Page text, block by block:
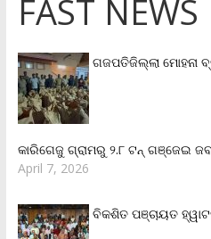
FAST NEWS
ଗଜପତିଜିଲ୍ଲା ମୋହନା
କାରିଗେଜୁ ଗ୍ରାମରୁ ୨.୮ ଟନ୍ ଗଞ୍ଜେଇ
April 7, 2026
ବିକଶିତ ପଞ୍ଚାୟତ